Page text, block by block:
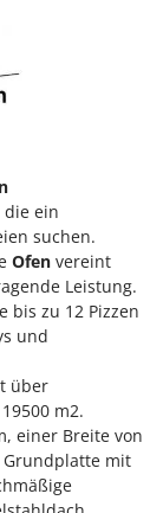
die ein
suchen.
Ofen vereint
Leistung.
bis zu 12 Pizzen
und
über
m2.
einer Breite von
Grundplatte mit